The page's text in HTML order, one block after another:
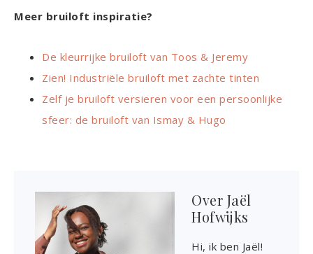
Meer bruiloft inspiratie?
De kleurrijke bruiloft van Toos & Jeremy
Zien! Industriële bruiloft met zachte tinten
Zelf je bruiloft versieren voor een persoonlijke
sfeer: de bruiloft van Ismay & Hugo
Over Jaël
Hofwijks
Hi, ik ben Jaël!